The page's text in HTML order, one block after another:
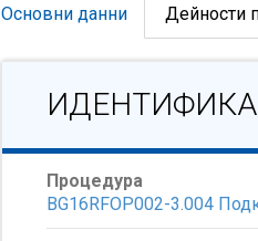
Основни данни Дейности
Процедура
BG16RFOP002-3.004